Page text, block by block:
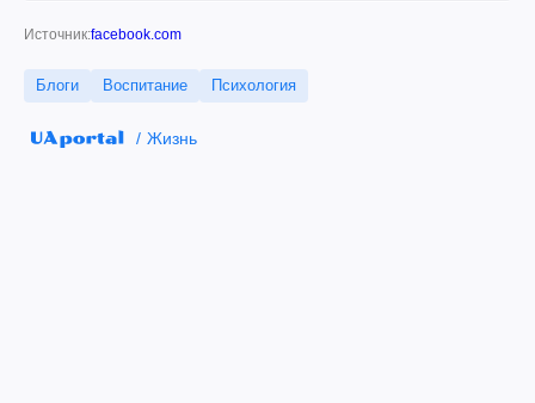
Источник:facebook.com
Блоги Воспитание Психология
Жизнь